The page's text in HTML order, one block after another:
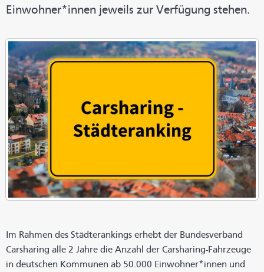
Einwohner*innen jeweils zur Verfügung stehen.
Im Rahmen des Städterankings erhebt der Bundesverband
Carsharing alle 2 Jahre die Anzahl der Carsharing-Fahrzeuge
in deutschen Kommunen ab 50.000 Einwohner*innen und